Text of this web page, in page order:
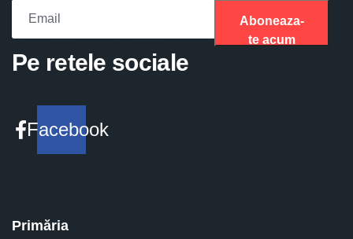
Aboneaza-
te acum
Pe retele sociale
Facebook
Primăria